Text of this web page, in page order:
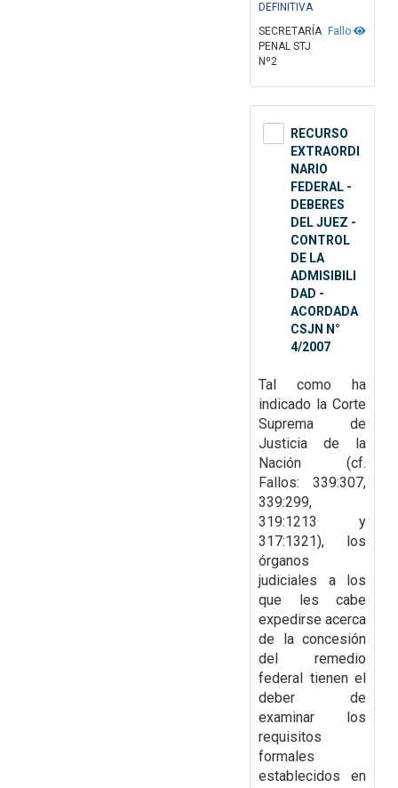
DEFINITIVA
Fallo
SECRETARÍA
PENAL STJ
Nº2
RECURSO
EXTRAORDI
NARIO
FEDERAL -
DEBERES
DEL JUEZ -
CONTROL
DE LA
ADMISIBILI
DAD -
ACORDADA
CSJN N°
4/2007
Tal como ha
indicado la Corte
Suprema de
Justicia de la
Nación (cf.
Fallos: 339:307,
339:299,
319:1213 y
317:1321), los
órganos
judiciales a los
que les cabe
expedirse acerca
de
la concesión
del remedio
federal tienen el
deber de
examinar los
requisitos
formales
establecidos en